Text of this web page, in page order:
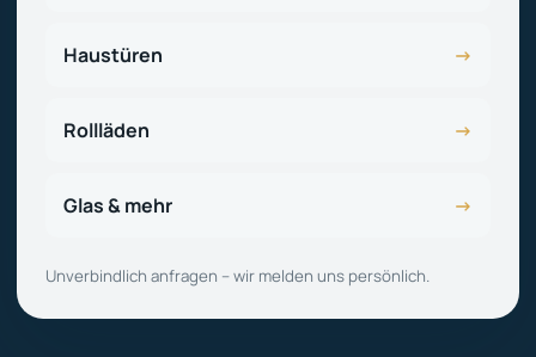
Haustüren →
Rollläden →
Glas & mehr →
Unverbindlich anfragen – wir melden uns persönlich.